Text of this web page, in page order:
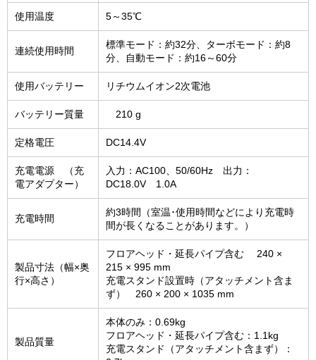
使用温度 5～35℃
連続使用時間
標準モード：約32分、ターボモード：約8
分、自動モード：約16～60分
使用バッテリー リチウムイオン2次電池
バッテリー質量 210 g
定格電圧 DC14.4V
充電電源 （充
電アダプター）
入力：AC100、50/60Hz 出力：
DC18.0V 1.0A
充電時間
約3時間（室温･使用時間などにより充電時
間が長くなることがあります。）
製品寸法（幅×奥
行×高さ）
フロアヘッド・延長パイプ含む 240 ×
215 × 995 mm
充電スタンド設置時（アタッチメント含ま
ず） 260 × 200 × 1035 mm
製品質量
本体のみ：0.69kg
フロアヘッド・延長パイプ含む：1.1kg
充電スタンド（アタッチメント含まず）：